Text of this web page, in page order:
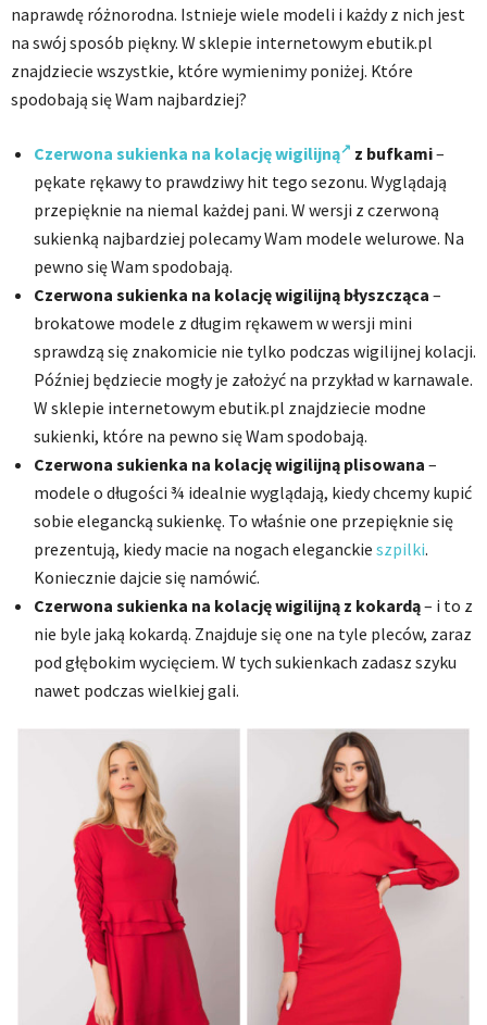
naprawdę różnorodna. Istnieje wiele modeli i każdy z nich jest
na swój sposób piękny. W sklepie internetowym ebutik.pl
znajdziecie wszystkie, które wymienimy poniżej. Które
spodobają się Wam najbardziej?
Czerwona sukienka na kolację wigilijną z bufkami–
pękate rękawy to prawdziwy hit tego sezonu. Wyglądają
przepięknie na niemal każdej pani. W wersji z czerwoną
sukienką najbardziej polecamy Wam modele welurowe. Na
pewno się Wam spodobają.
Czerwona sukienka na kolację wigilijną błyszcząca –
brokatowe modele z długim rękawem w wersji mini
sprawdzą się znakomicie nie tylko podczas wigilijnej kolacji.
Później będziecie mogły je założyć na przykład w karnawale.
W sklepie internetowym ebutik.pl znajdziecie modne
sukienki, które na pewno się Wam spodobają.
Czerwona sukienka na kolację wigilijną plisowana –
modele o długości ¾ idealnie wyglądają, kiedy chcemy kupić
sobie elegancką sukienkę. To właśnie one przepięknie się
prezentują, kiedy macie na nogach eleganckie szpilki.
Koniecznie dajcie się namówić.
Czerwona sukienka na kolację wigilijną z kokardą– i to z
nie byle jaką kokardą. Znajduje się one na tyle pleców, zaraz
pod głębokim wycięciem. W tych sukienkach zadasz szyku
nawet podczas wielkiej gali.